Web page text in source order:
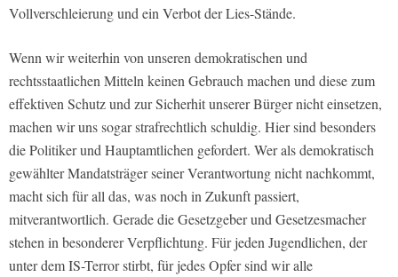
Vollverschleierung und ein Verbot der Lies-Stände.
Wenn wir weiterhin von unseren demokratischen und
rechtsstaatlichen Mitteln keinen Gebrauch machen und diese zum
effektiven Schutz und zur Sicherhit unserer Bürger nicht einsetzen,
machen wir uns sogar strafrechtlich schuldig. Hier sind besonders
die Politiker und Hauptamtlichen gefordert. Wer als demokratisch
gewählter Mandatsträger seiner Verantwortung nicht nachkommt,
macht sich für all das, was noch in Zukunft passiert,
mitverantwortlich. Gerade die Gesetzgeber und Gesetzesmacher
stehen in besonderer Verpflichtung. Für jeden Jugendlichen, der
unter dem IS-Terror stirbt, für jedes Opfer sind wir alle